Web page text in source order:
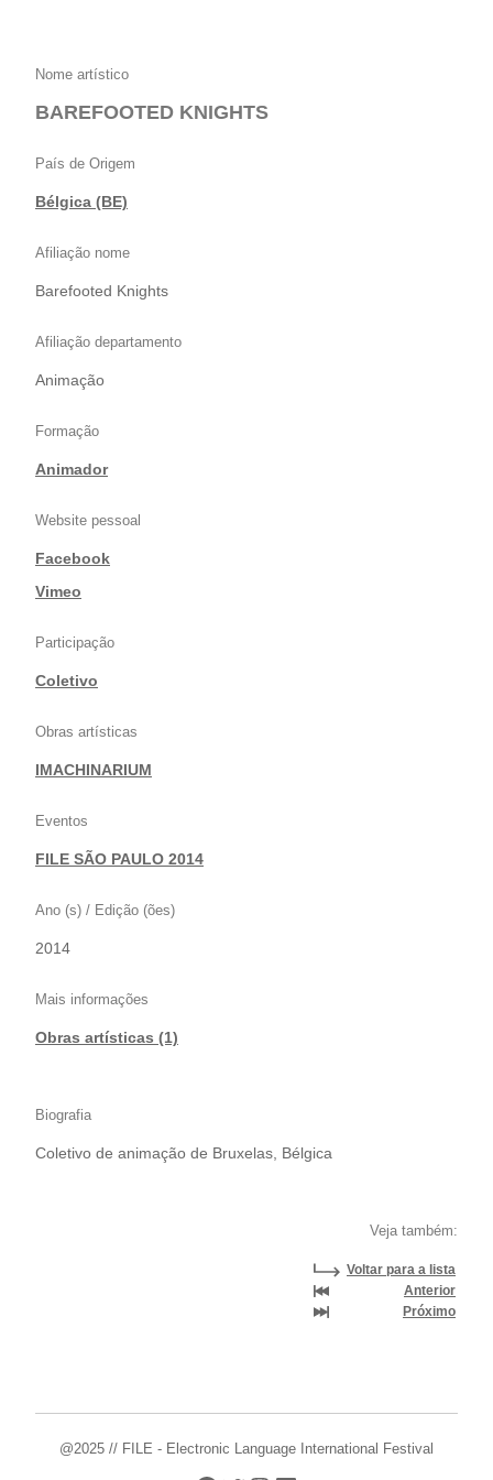
Nome artístico
BAREFOOTED KNIGHTS
País de Origem
Bélgica (BE)
Afiliação nome
Barefooted Knights
Afiliação departamento
Animação
Formação
Animador
Website pessoal
Facebook
|Vimeo
Participação
Coletivo
Obras artísticas
IMACHINARIUM
Eventos
FILE SÃO PAULO 2014
Ano (s) / Edição (ões)
2014
Mais informações
Obras artísticas (1)
Biografia
Coletivo de animação de Bruxelas, Bélgica
Veja também:
Voltar para a lista
Anterior
Próximo
@2025 // FILE - Electronic Language International Festival